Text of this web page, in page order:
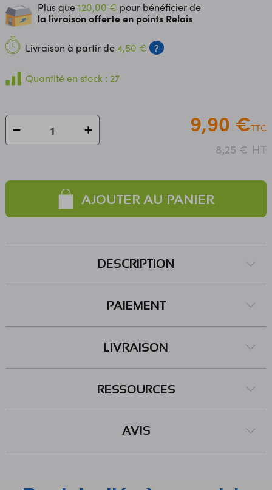
77 x 29 mm Poids: 50 g Livrable jusqu'à épuisement du
stock
Plus que120,00 € pour bénéficier de
la livraison offerte en points Relais
Livraison à partir de4,50 € ?
Quantité en stock : 27
9,90 €TTC
8,25 € HT
AJOUTER AU PANIER
DESCRIPTION
PAIEMENT
LIVRAISON
RESSOURCES
AVIS